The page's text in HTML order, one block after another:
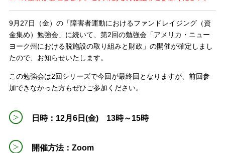
9月27日（金）の「障害者運動におけるファンドレイジング（資
金集め）勉強会」に続いて、第2回の勉強会「アメリカ・ニュー
ヨーク州における脱施設の取り組みと財政」の開催が確定しまし
たので、お知らせいたします。
この勉強会は2回シリーズで今回が最終回となりますが、前回参
加できなかった方もぜひご参加ください。
日時：12月6日(金) 13時～15時
開催方法：Zoom